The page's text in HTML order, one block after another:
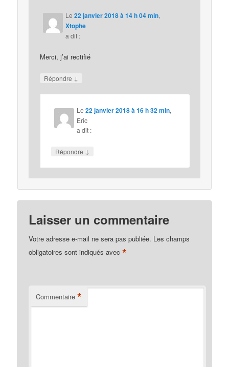
Le22 janvier 2018 à 14 h 04 min,
Xtophe
a dit :
Merci, j’ai rectifié
Répondre ↓
Le22 janvier 2018 à 16 h 32 min,
Eric
a dit :
Répondre ↓
Laisser un commentaire
Votre adresse e-mail ne sera pas publiée. Les champs
obligatoires sont indiqués avec*
Commentaire *